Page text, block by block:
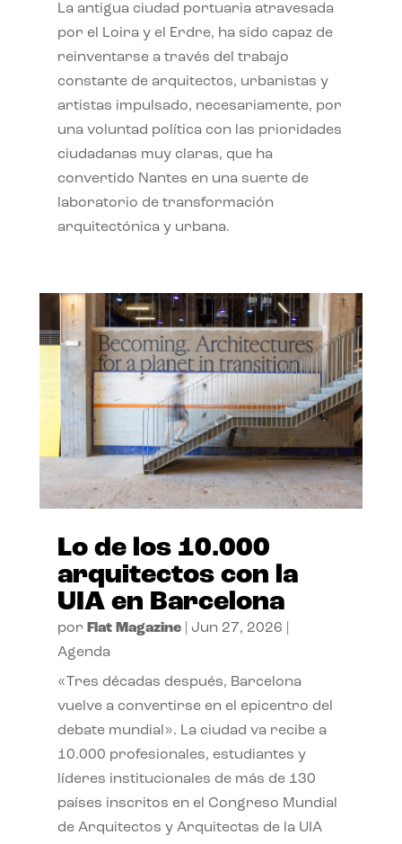
La antigua ciudad portuaria atravesada
por el Loira y el Erdre, ha sido capaz de
reinventarse a través del trabajo
constante de arquitectos, urbanistas y
artistas impulsado, necesariamente, por
una voluntad política con las prioridades
ciudadanas muy claras, que ha
convertido Nantes en una suerte de
laboratorio de transformación
arquitectónica y urbana.
Lo de los 10.000
arquitectos con la
UIA en Barcelona
por Flat Magazine| Jun 27, 2026
Agenda
«Tres décadas después, Barcelona
vuelve a convertirse en el epicentro del
debate mundial». La ciudad va recibe a
10.000 profesionales, estudiantes y
líderes institucionales de más de 130
países inscritos en el Congreso Mundial
de Arquitectos y Arquitectas de la UIA